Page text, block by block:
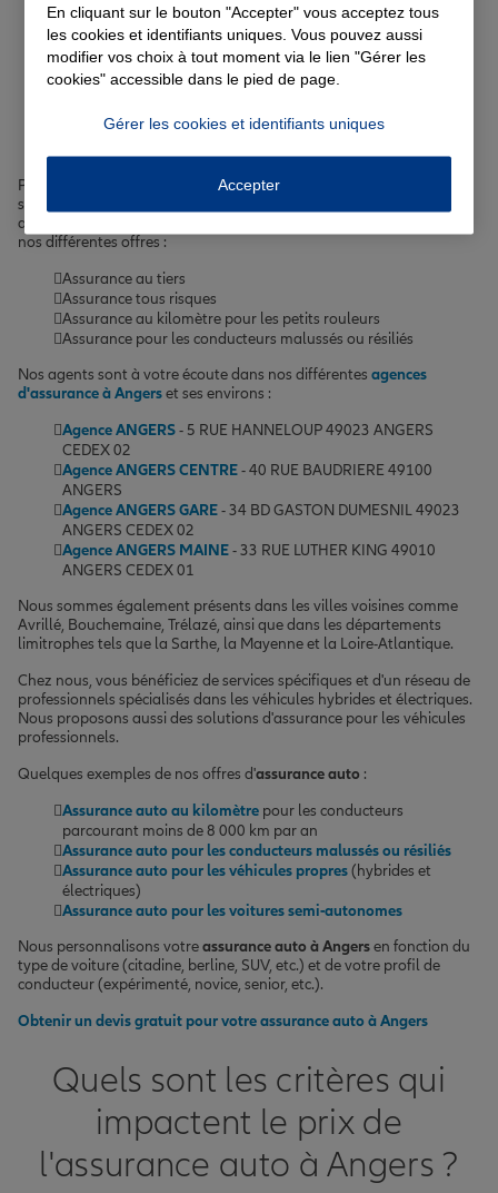
Comment trouver l'assurance
auto à Angers adaptée à vos
besoins ?
Pour trouver l' assurance auto à Angers
situation, plusieurs critères sont à prendre en compte. Nous vous
accompagnons dans le choix de la formule la plus pertinente parmi
nos différentes offres :
Assurance au tiers
Assurance tous risques
Assurance au kilomètre pour les petits rouleurs
Assurance pour les conducteurs malussés ou résiliés
Nos agents sont à votre écoute dans nos différentes agences
d'assurance à Angerset ses environs :
Agence ANGERS- 5 RUE HANNELOUP 49023 ANGERS
CEDEX 02
Agence ANGERS CENTRE- 40 RUE BAUDRIERE 49100
ANGERS
Agence ANGERS GARE- 34 BD GASTON DUMESNIL 49023
ANGERS CEDEX 02
Agence ANGERS MAINE- 33 RUE LUTHER KING 49010
ANGERS CEDEX 01
Nous sommes également présents dans les villes voisines comme
Avrillé, Bouchemaine, Trélazé, ainsi que dans les départements
limitrophes tels que la Sarthe, la Mayenne et la Loire-Atlantique.
Chez nous, vous bénéficiez de services spécifiques et d'un réseau de
professionnels spécialisés dans les véhicules hybrides et électriques.
Nous proposons aussi des solutions d'assurance pour les véhicules
professionnels.
Quelques exemples de nos offres d'assurance auto :
Assurance auto au kilomètre pour les conducteurs
parcourant moins de 8 000 km par an
Assurance auto pour les conducteurs malussés ou résiliés
Assurance auto pour les véhicules propres(hybrides et
électriques)
Assurance auto pour les voitures semi-autonomes
Nous personnalisons votreassurance auto à Angersen fonction du
type de voiture (citadine, berline, SUV, etc.) et de votre profil de
conducteur (expérimenté, novice, senior, etc.).
Obtenir un devis gratuit pour votre assurance auto à Angers
Quels sont les critères qui
impactent le prix de
l'assurance auto à Angers ?
En cliquant sur le bouton "Accepter" vous acceptez tous
les cookies et identifiants uniques. Vous pouvez aussi
modifier vos choix à tout moment via le lien "Gérer les
cookies" accessible dans le pied de page.
Gérer les cookies et identifiants uniques
Accepter